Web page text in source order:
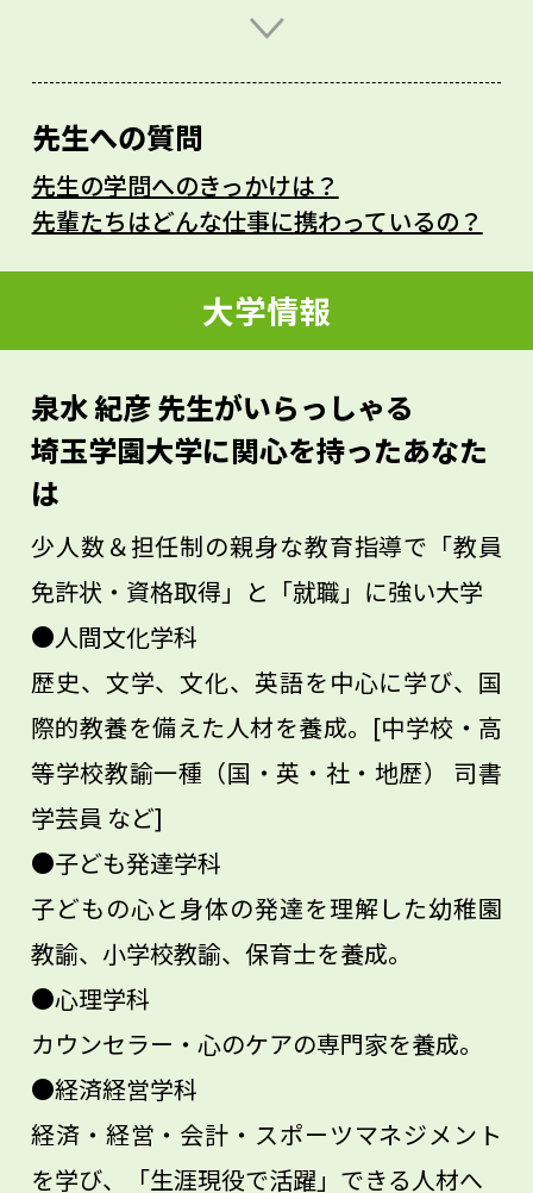
り、心が動く経験をしてください。私は高
激しく、時には地道に練習や試合に取り組
んでいました。その中で、いい気持ちにな
ることもあれば、気持ちのよくないことも
こんな経験をするとこういう気持ちになる
んだ、ということがわかると自分の理解に
もなりますし、それが他人の理解にもつな
がります。何であれ、あなたが一生懸命取
り組んだ経験は、きっと自分のためになる
先生への質問
先生の学問へのきっかけは？
先輩たちはどんな仕事に携わっているの？
大学情報
泉水 紀彦 先生がいらっしゃる
埼玉学園大学に関心を持ったあなた
は
少人数＆担任制の親身な教育指導で「教員
免許状・資格取得」と「就職」に強い大学
●人間文化学科
歴史、文学、文化、英語を中心に学び、国
際的教養を備えた人材を養成。[中学校・高
等学校教諭一種（国・英・社・地歴） 司書
学芸員 など]
●子ども発達学科
子どもの心と身体の発達を理解した幼稚園
教諭、小学校教諭、保育士を養成。
●心理学科
カウンセラー・心のケアの専門家を養成。
●経済経営学科
経済・経営・会計・スポーツマネジメント
を学び、「生涯現役で活躍」できる人材へ